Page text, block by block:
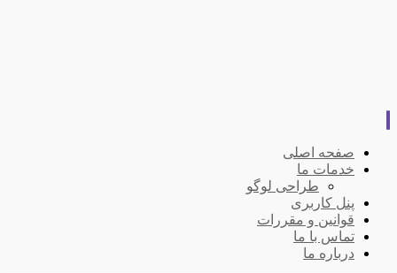
صفحه اصلی
خدمات ما
طراحی لوگو
پنل کاربری
قوانین و مقررات
تماس با ما
درباره ما